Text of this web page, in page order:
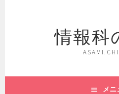
ス
情報科
メニ